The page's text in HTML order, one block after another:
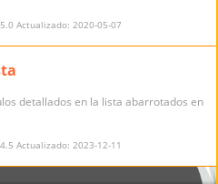
Actualizado: 2020-05-07
detallados en la lista abarrotados en
Actualizado: 2023-12-11